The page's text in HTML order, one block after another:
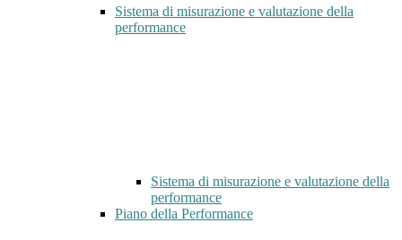
Sistema di misurazione e valutazione della
performance
Sistema di misurazione e valutazione della
performance
Piano della Performance